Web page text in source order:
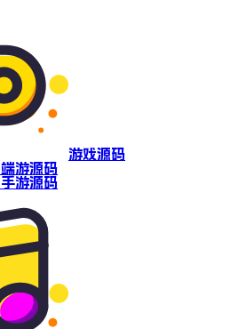
游戏源码
端游源码
手游源码